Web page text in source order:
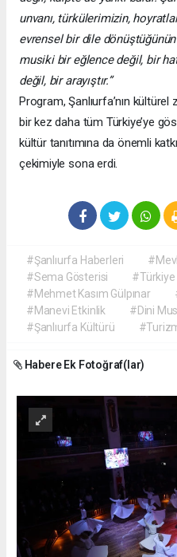
unvanı, türkülerimizin,
evrensel bir dile
musiki bir eğlence değil, bir
değil, bir arayıştır.”
Program, Şanlıurfa’nın
bir kez daha tüm Türkiye’ye
kültür tanıtımına da önemli
çekimiyle sona erdi.
#Şanlıurfa Haberleri
#Sema Gösterisi
#Türkiye
#Mehmet Kasım Gülpınar
#Manevi Etkinlik
#Dini
#Şanlıurfa Kültürü
Habere Ek Fotoğraf(lar)